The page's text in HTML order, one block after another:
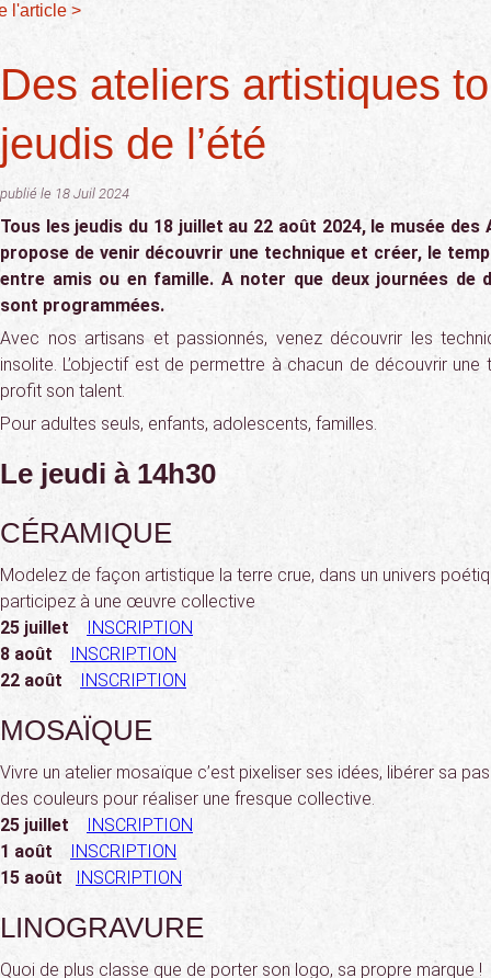
l'article >
Des ateliers artistiques
jeudis de l’été
publié le 18 Juil 2024
Tous les jeudis du 18 juillet au 22 août 2024, le musée
propose de venir découvrir une technique et créer, le
entre amis ou en famille. A noter que deux journées de
sont programmées.
Avec nos artisans et passionnés, venez découvrir les
insolite. L’objectif est de permettre à chacun de découvrir
profit son talent.
Pour adultes seuls, enfants, adolescents, familles.
Le jeudi à 14h30
CÉRAMIQUE
Modelez de façon artistique la terre crue, dans un univers
participez à une œuvre collective
25 juillet
INSCRIPTION
8 août
INSCRIPTION
22 août
INSCRIPTION
MOSAÏQUE
Vivre un atelier mosaïque c’est pixeliser ses idées, libérer sa
des couleurs pour réaliser une fresque collective.
25 juillet
INSCRIPTION
1 août
INSCRIPTION
15 août
INSCRIPTION
LINOGRAVURE
Quoi de plus classe que de porter son logo, sa propre marque !